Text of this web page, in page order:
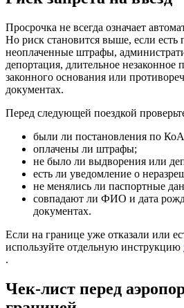
Просрочка не всегда означает
Но риск становится выше, если
неоплаченные штрафы,
депортация, длительное незаконное
законного основания или
документах.
Перед следующей поездкой
были ли постановления по
оплачены ли штрафы;
не было ли выдворения или
есть ли уведомление о
не менялись ли паспортные
совпадают ли ФИО и дата
документах.
Если на границе уже отказали или
используйте отдельную инструкцию
.
Чек-лист перед